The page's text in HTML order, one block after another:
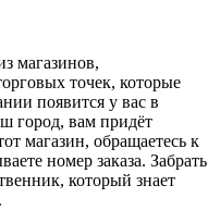
магазинов,
точек, которые
появится у вас в
город, вам придёт
магазин, обращаетесь к
номер заказа. Забрать
который знает